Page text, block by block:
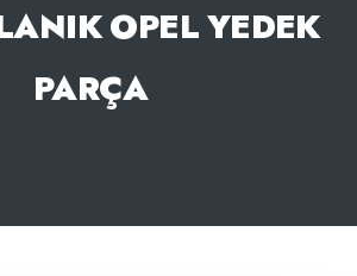
OPEL YEDEK
PARÇA